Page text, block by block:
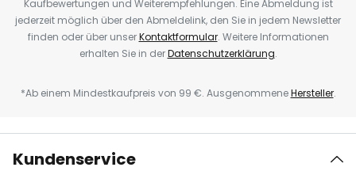
Kaufbewertungen und Weiterempfehlungen. Eine Abmeldung ist
jederzeit möglich über den Abmeldelink, den Sie in jedem Newsletter
finden oder über unserKontaktformular. Weitere Informationen
erhalten Sie in derDatenschutzerklärung.
*Ab einem Mindestkaufpreis von 99 €. AusgenommeneHersteller.
Kundenservice